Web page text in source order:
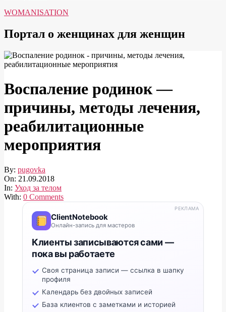
WOMANISATION
Портал о женщинах для женщин
Воспаление родинок —
причины, методы лечения,
реабилитационные
мероприятия
By: pugovka
On: 21.09.2018
In: Уход за телом
With: 0 Comments
ClientNotebook
Онлайн-запись для мастеров
Клиенты записываются сами —
пока вы работаете
Своя страница записи — ссылка в шапку
профиля
Календарь без двойных записей
База клиентов с заметками и историей
РЕКЛАМА